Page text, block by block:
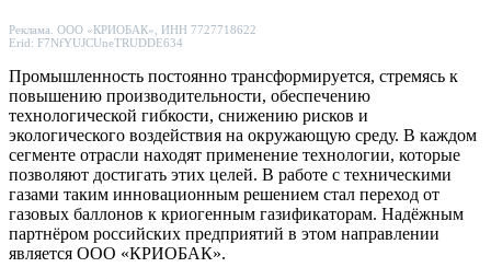
Реклама. ООО «КРИОБАК», ИНН 7727718622
Erid: F7NfYUJCUneTRUDDE634
Промышленность постоянно трансформируется, стремясь к
повышению производительности, обеспечению
технологической гибкости, снижению рисков и
экологического воздействия на окружающую среду. В каждом
сегменте отрасли находят применение технологии, которые
позволяют достигать этих целей. В работе с техническими
газами таким инновационным решением стал переход от
газовых баллонов к криогенным газификаторам. Надёжным
партнёром российских предприятий в этом направлении
является ООО «КРИОБАК».